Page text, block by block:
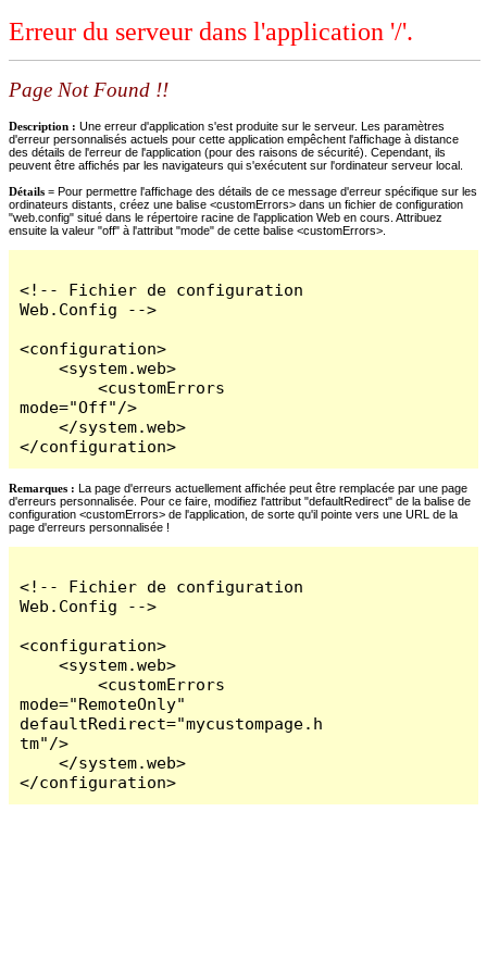
Erreur du serveur dans l'application '/'.
Page Not Found !!
Description : Une erreur d'application s'est produite sur le serveur. Les paramètres
d'erreur personnalisés actuels pour cette application empêchent l'affichage à distance
des détails de l'erreur de l'application (pour des raisons de sécurité). Cependant, ils
peuvent être affichés par les navigateurs qui s'exécutent sur l'ordinateur serveur local.
Détails = Pour permettre l'affichage des détails de ce message d'erreur spécifique sur les
ordinateurs distants, créez une balise <customErrors> dans un fichier de configuration
"web.config" situé dans le répertoire racine de l'application Web en cours. Attribuez
ensuite la valeur "off" à l'attribut "mode" de cette balise <customErrors>.
<!-- Fichier de configuration
Web.Config -->
<configuration>
    <system.web>
        <customErrors
mode="Off"/>
    </system.web>
</configuration>
Remarques : La page d'erreurs actuellement affichée peut être remplacée par une page
d'erreurs personnalisée. Pour ce faire, modifiez l'attribut "defaultRedirect" de la balise de
configuration <customErrors> de l'application, de sorte qu'il pointe vers une URL de la
page d'erreurs personnalisée !
<!-- Fichier de configuration
Web.Config -->
<configuration>
    <system.web>
        <customErrors
mode="RemoteOnly"
defaultRedirect="mycustompage.h
tm"/>
    </system.web>
</configuration>